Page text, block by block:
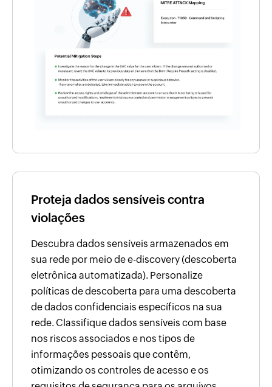
Proteja dados sensíveis contra
violações
Descubra dados sensíveis armazenados em
sua rede por meio de e-discovery (descoberta
eletrônica automatizada). Personalize
políticas de descoberta para uma descoberta
de dados confidenciais específicos na sua
rede. Classifique dados sensíveis com base
nos riscos associados e nos tipos de
informações pessoais que contêm,
otimizando os controles de acesso e os